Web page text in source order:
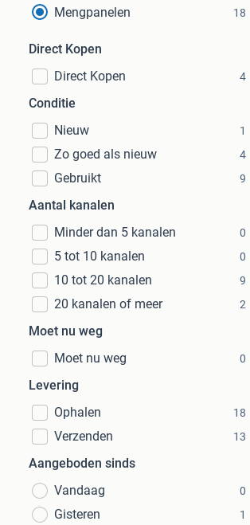
Mengpanelen
18
Direct Kopen
Direct Kopen
4
Conditie
Nieuw
1
Zo goed als nieuw 4
Gebruikt 9
Aantal kanalen
Minder dan 5 kanalen
0
5 tot 10 kanalen 0
10 tot 20 kanalen 9
20 kanalen of meer 2
Moet nu weg
Moet nu weg
0
Levering
Ophalen
18
Verzenden 13
Aangeboden sinds
Vandaag
0
Gisteren 1